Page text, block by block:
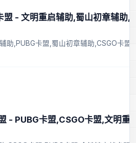
盟 - 文明重启辅助,蜀山初章辅助
助,PUBG卡盟,蜀山初章辅助,CSGO卡
- PUBG卡盟,CSGO卡盟,文明重